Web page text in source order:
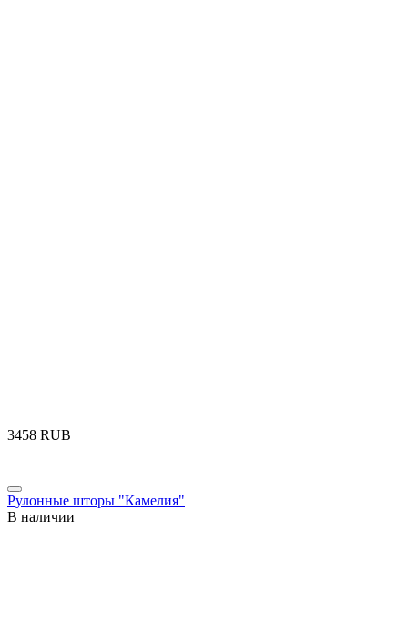
‍3458‍ RUB
Рулонные шторы "Камелия"
В наличии